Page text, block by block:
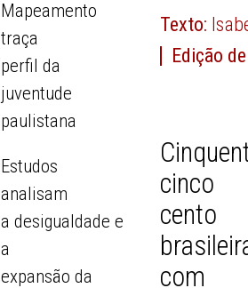
Mapeamento
traça
perfil da
juventude
paulistana
Estudos
analisam
a desigualdade e
a
expansão da
Texto:
Edição
cinco
cento
com